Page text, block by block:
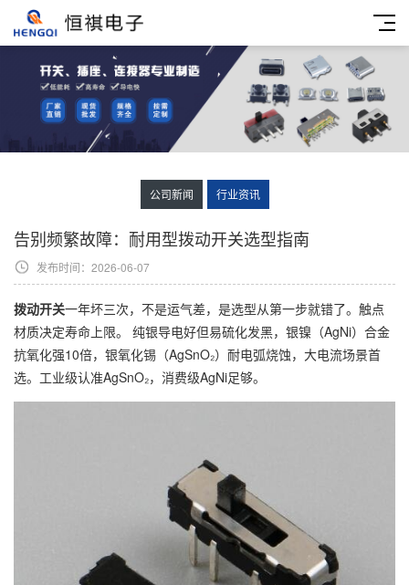
公司新闻 行业资讯
告别频繁故障：耐用型拨动开关选型指南
发布时间：2026-06-07
拨动开关一年坏三次，不是运气差，是选型从第一步就错了。触点
材质决定寿命上限。 纯银导电好但易硫化发黑，银镍（AgNi）合金
抗氧化强10倍，银氧化锡（AgSnO₂）耐电弧烧蚀，大电流场景首
选。工业级认准AgSnO₂，消费级AgNi足够。